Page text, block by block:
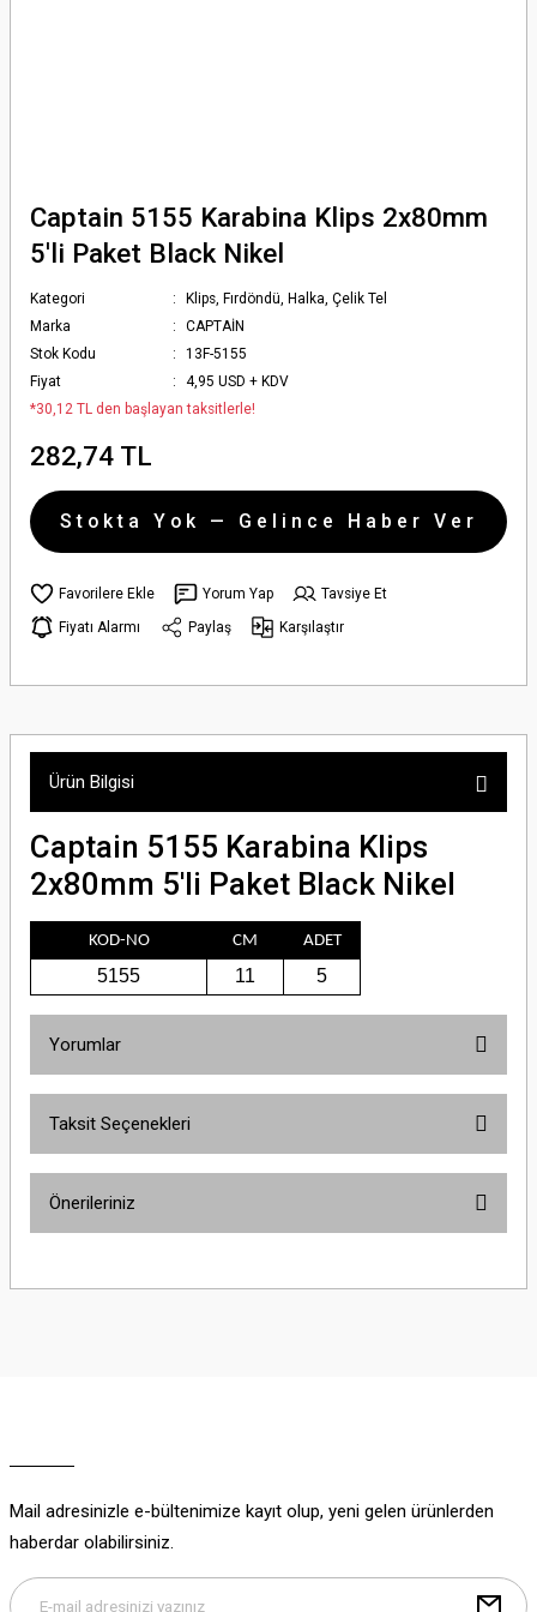
Captain 5155 Karabina Klips 2x80mm
5'li Paket Black Nikel
Kategori
Klips, Fırdöndü, Halka, Çelik Tel
Marka
CAPTAİN
Stok Kodu
13F-5155
Fiyat
4,95 USD + KDV
*30,12 TL den başlayan taksitlerle!
282,74 TL
Stokta Yok — Gelince Haber Ver
Yorum Yap
Tavsiye Et
Fiyatı Alarmı
Paylaş Karşılaştır
Ürün Bilgisi
Captain 5155 Karabina Klips
2x80mm 5'li Paket Black Nikel
KOD-NO CM ADET
5155 11 5
Yorumlar
Taksit Seçenekleri
Önerileriniz
yetersiz gördüğünüz noktaları öneri formunu kullanarak tarafımıza
Bu ürüne benzer farklı alternatifler olmalı.
Mail adresinizle e-bültenimize kayıt olup, yeni gelen ürünlerden
haberdar olabilirsiniz.